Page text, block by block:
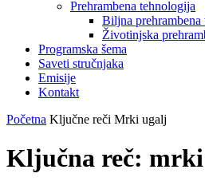
Prehrambena tehnologija
Biljna prehrambena
Životinjska
Programska šema
Saveti stručnjaka
Emisije
Kontakt
Početna Ključne reči Mrki ugalj
Ključna reč: